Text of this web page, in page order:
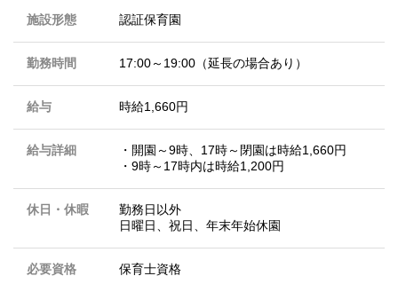
施設形態 認証保育園
勤務時間 17:00～19:00（延長の場合あり）
給与 時給1,660円
給与詳細
・開園～9時、17時～閉園は時給1,660円
・9時～17時内は時給1,200円
休日・休暇
勤務日以外
日曜日、祝日、年末年始休園
必要資格 保育士資格